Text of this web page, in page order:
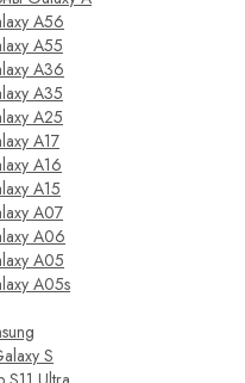
A56
A55
A36
A35
A25
A17
A16
A15
A07
A06
A05
A05s
S